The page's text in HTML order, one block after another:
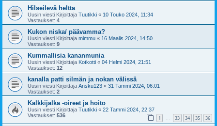
Hilseilevä heltta
Uusin viesti Kirjoittaja Tuutikki « 10 Touko 2024, 11:34
Vastaukset: 4
Kukon niska/ päävamma?
Uusin viesti Kirjoittaja mimmu « 16 Maalis 2024, 14:50
Vastaukset: 9
Kummallisia kananmunia
Uusin viesti Kirjoittaja Kotkotti « 04 Helmi 2024, 21:51
Vastaukset: 12
kanalla patti silmän ja nokan välissä
Uusin viesti Kirjoittaja Ansku123 « 31 Tammi 2024, 06:01
Vastaukset: 2
Kalkkijalka -oireet ja hoito
Uusin viesti Kirjoittaja Tuutikki « 22 Tammi 2024, 22:37
Vastaukset: 536 1 33 34 35 36